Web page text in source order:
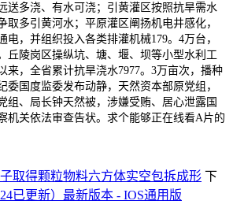
送多浇、有水可浇；引黄灌区按照抗旱需水
取多引黄河水；平原灌区阐扬机电井感化，
电，并组织投入各类排灌机械179。4万台，
丘陵岗区操纵坑、塘、堰、坝等小型水利工
来，全省累计抗旱浇水7977。3万亩次，播种
委国度监委发布动静，天然资本部原党组，
组、局长钟天然被，涉嫌受贿、居心泄露国
机关依法审查告状。求个能够正在线看A片的
取得颗粒物料六方体实空包拆成形 下
已更新）最新版本 - IOS通用版